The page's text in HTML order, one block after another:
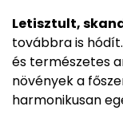
Letisztult,
továbbra is
és természetes
növények a
harmonikusan